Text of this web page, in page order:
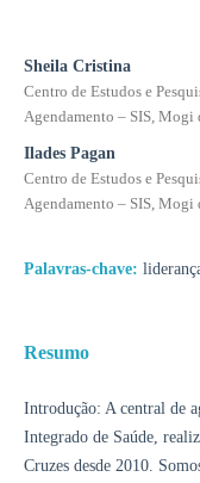
Sheila Cristina
Centro de Estudos e
Agendamento – SIS, Mogi
Ilades Pagan
Centro de Estudos e
Agendamento – SIS, Mogi
Palavras-chave:
Resumo
Introdução: A central de
Integrado de Saúde,
Cruzes desde 2010.